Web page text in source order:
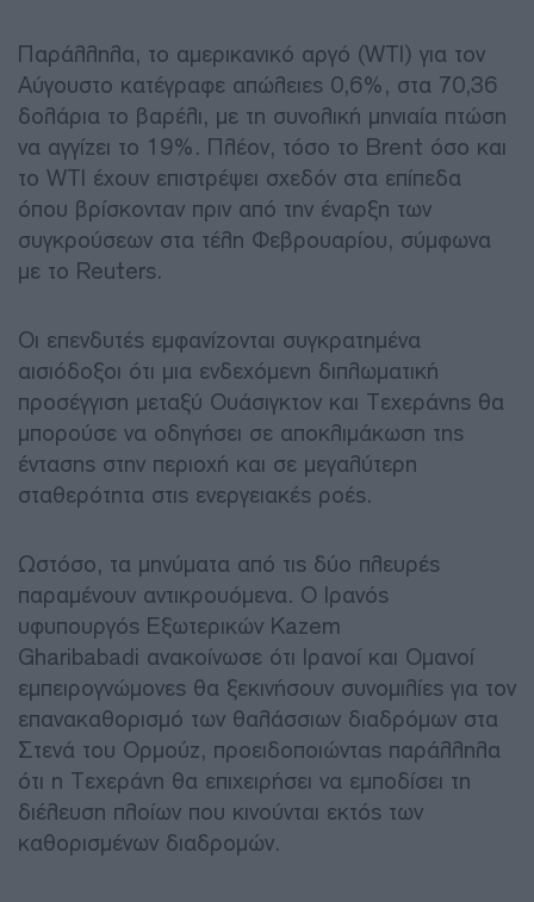
Παράλληλα, το αμερικανικό αργό (WTI) για τον
Αύγουστο κατέγραφε απώλειες 0,6%, στα 70,36
δολάρια το βαρέλι, με τη συνολική μηνιαία πτώση
να αγγίζει το 19%. Πλέον, τόσο το Brent όσο και
το WTI έχουν επιστρέψει σχεδόν στα επίπεδα
όπου βρίσκονταν πριν από την έναρξη των
συγκρούσεων στα τέλη Φεβρουαρίου, σύμφωνα
με το Reuters.
Οι επενδυτές εμφανίζονται συγκρατημένα
αισιόδοξοι ότι μια ενδεχόμενη διπλωματική
προσέγγιση μεταξύ Ουάσιγκτον και Τεχεράνης θα
μπορούσε να οδηγήσει σε αποκλιμάκωση της
έντασης στην περιοχή και σε μεγαλύτερη
σταθερότητα στις ενεργειακές ροές.
Ωστόσο, τα μηνύματα από τις δύο πλευρές
παραμένουν αντικρουόμενα. Ο Ιρανός
υφυπουργός Εξωτερικών Kazem
Gharibabadi ανακοίνωσε ότι Ιρανοί και Ομανοί
εμπειρογνώμονες θα ξεκινήσουν συνομιλίες για τον
επανακαθορισμό των θαλάσσιων διαδρόμων στα
Στενά του Ορμούζ, προειδοποιώντας παράλληλα
ότι η Τεχεράνη θα επιχειρήσει να εμποδίσει τη
διέλευση πλοίων που κινούνται εκτός των
καθορισμένων διαδρομών.